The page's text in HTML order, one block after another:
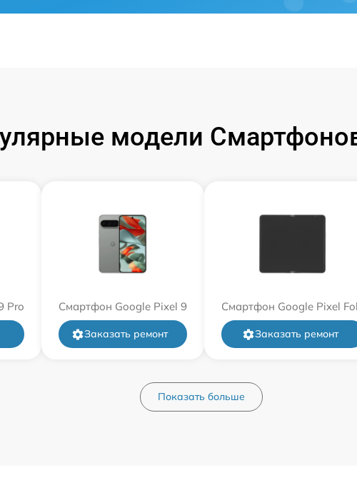
модели
Pro Смартфон Google Pixel 9
Заказать ремонт
Смартфон Google Pixel
Заказать ремонт
Показать больше